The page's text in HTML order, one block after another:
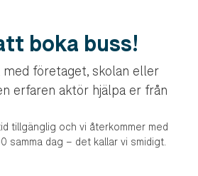
boka buss!
med företaget, skolan eller
erfaren aktör hjälpa er från
tillgänglig och vi återkommer med
samma dag – det kallar vi smidigt.